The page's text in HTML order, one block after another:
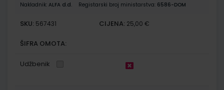
Nakladnik: ALFA d.d. Registarski broj ministarstva: 6586-DOM
SKU: 567431 CIJENA: 25,00 €
ŠIFRA OMOTA:
Udžbenik